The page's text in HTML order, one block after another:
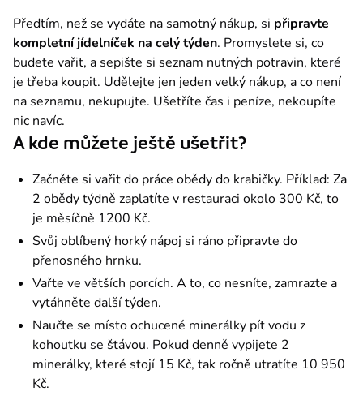
Provi Pojištění
ProviGo
800 148 148
Bezplatná linka v době 8-20 hod. přes týden, 9-13 hod. o víkendech a svátcích
Předtím, než se vydáte na samotný nákup, si připravte
kompletní jídelníček na celý týden. Promyslete si, co
budete vařit, a sepište si seznam nutných potravin, které
je třeba koupit. Udělejte jen jeden velký nákup, a co není
na seznamu, nekupujte. Ušetříte čas i peníze, nekoupíte
nic navíc.
A kde můžete ještě ušetřit?
Začněte si vařit do práce obědy do krabičky. Příklad: Za
2 obědy týdně zaplatíte v restauraci okolo 300 Kč, to
je měsíčně 1200 Kč.
Svůj oblíbený horký nápoj si ráno připravte do
přenosného hrnku.
Vařte ve větších porcích. A to, co nesníte, zamrazte a
vytáhněte další týden.
Naučte se místo ochucené minerálky pít vodu z
kohoutku se šťávou. Pokud denně vypijete 2
minerálky, které stojí 15 Kč, tak ročně utratíte 10 950
Kč.